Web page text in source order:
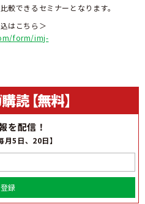
較できるセミナーとなります。
はこちら＞
form/imj-
を配信！
月5日、20日】
登録